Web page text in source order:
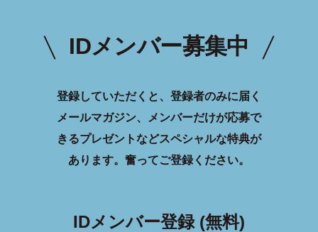
IDメンバー募集中
登録していただくと、登録者のみに届く
メールマガジン、メンバーだけが応募で
きるプレゼントなどスペシャルな特典が
あります。 奮ってご登録ください。
IDメンバー登録 (無料)